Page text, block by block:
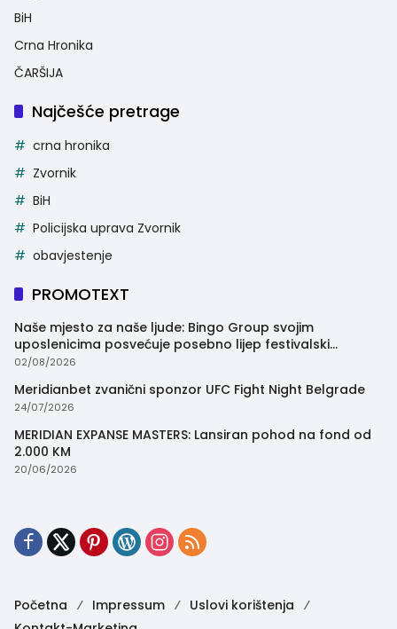
BiH
Crna Hronika
ČARŠIJA
Najčešće pretrage
crna hronika
Zvornik
BiH
Policijska uprava Zvornik
obavjestenje
PROMOTEXT
Naše mjesto za naše ljude: Bingo Group svojim
uposlenicima posvećuje posebno lijep festivalski
trenutak
02/08/2026
Meridianbet zvanični sponzor UFC Fight Night Belgrade
24/07/2026
MERIDIAN EXPANSE MASTERS: Lansiran pohod na fond od
2.000 KM
20/06/2026
Početna Impressum
Uslovi korištenja